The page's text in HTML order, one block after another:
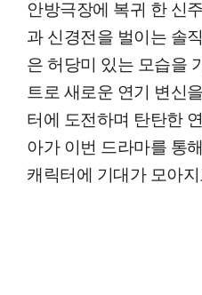
안방극장에 복귀 한 신
과 신경전을 벌이는 솔
은 허당미 있는 모습을
트로 새로운 연기 변신
터에 도전하며 탄탄한
아가 이번 드라마를 통
캐릭터에 기대가 모아